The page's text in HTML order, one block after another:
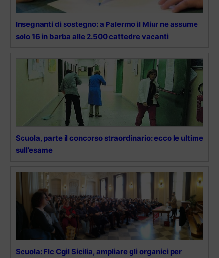
Insegnanti di sostegno: a Palermo il Miur ne assume
solo 16 in barba alle 2.500 cattedre vacanti
Scuola, parte il concorso straordinario: ecco le ultime
sull’esame
Scuola: Flc Cgil Sicilia, ampliare gli organici per